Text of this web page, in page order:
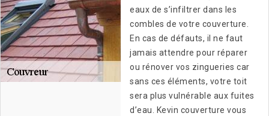
eaux de s’infiltrer dans les
combles de votre couverture.
En cas de défauts, il ne faut
jamais attendre pour réparer
ou rénover vos zingueries car
sans ces éléments, votre toit
sera plus vulnérable aux fuites
d’eau. Kevin couverture vous